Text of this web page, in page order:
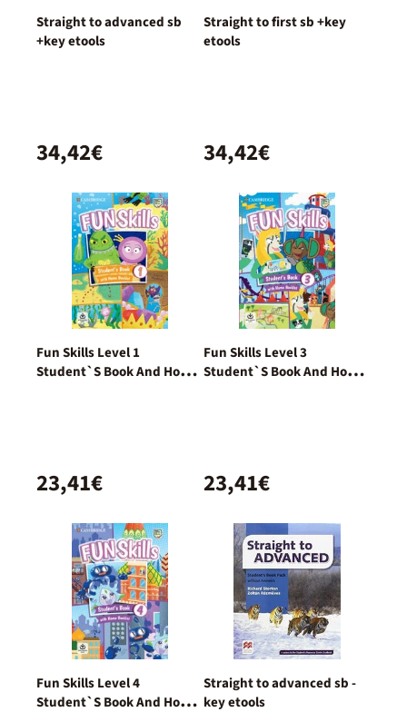
Straight to advanced sb
+key etools
34,42€
Straight to first sb +key
etools
34,42€
Fun Skills Level 1
Student`S Book And Home
23,41€
Fun Skills Level 3
Student`S Book And Home
23,41€
Fun Skills Level 4
Student`S Book And Home
Straight to advanced sb -
key etools